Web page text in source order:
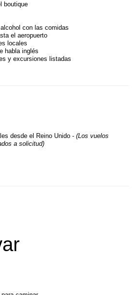
boutique
con las comidas
el aeropuerto
locales
habla inglés
y excursiones listadas
desde el Reino Unido - (Los vuelos
a solicitud)